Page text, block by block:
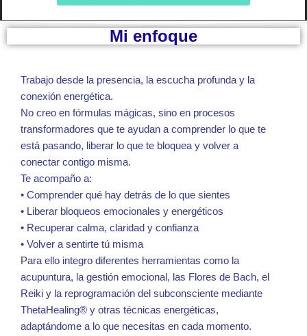
Mi enfoque
Trabajo desde la presencia, la escucha profunda y la
conexión energética.
No creo en fórmulas mágicas, sino en procesos
transformadores que te ayudan a comprender lo que te
está pasando, liberar lo que te bloquea y volver a
conectar contigo misma.
Te acompaño a:
• Comprender qué hay detrás de lo que sientes
• Liberar bloqueos emocionales y energéticos
• Recuperar calma, claridad y confianza
• Volver a sentirte tú misma
Para ello integro diferentes herramientas como la
acupuntura, la gestión emocional, las Flores de Bach, el
Reiki y la reprogramación del subconsciente mediante
ThetaHealing® y otras técnicas energéticas,
adaptándome a lo que necesitas en cada momento.